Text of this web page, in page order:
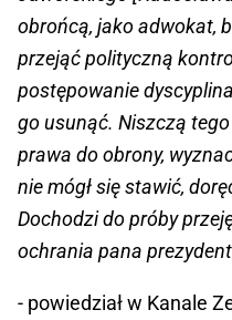
obrońcą, jako adwokat,
przejąć polityczną
postępowanie
go usunąć. Niszczą
prawa do obrony,
nie mógł się stawić,
Dochodzi do próby
ochrania pana
- powiedział w Kanale